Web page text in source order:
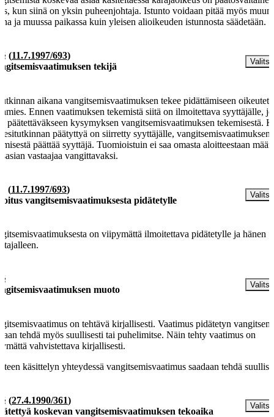
kun siinä on yksin puheenjohtaja. Istunto voidaan pitää myös
ja muussa paikassa kuin yleisen alioikeuden istunnosta säädetään.
(11.7.1997/693)
tekijä
aikana vangitsemisvaatimuksen tekee pidättämiseen
Ennen vaatimuksen tekemistä siitä on ilmoitettava syyttäjälle,
päätettäväkseen kysymyksen vangitsemisvaatimuksen tekemisestä.
esitutkinnan päätyttyä on siirretty syyttäjälle, vangitsemisvaatimuksen
päättää syyttäjä. Tuomioistuin ei saa omasta aloitteestaan
vastaajaa vangittavaksi.
(11.7.1997/693)
vangitsemisvaatimuksesta pidätetylle
on viipymättä ilmoitettava pidätetylle ja hänen
muoto
on tehtävä kirjallisesti. Vaatimus pidätetyn
tehdä myös suullisesti tai puhelimitse. Näin tehty vaatimus on
vahvistettava kirjallisesti.
käsittelyn yhteydessä vangitsemisvaatimus saadaan tehdä
(27.4.1990/361)
koskevan vangitsemisvaatimuksen tekoaika